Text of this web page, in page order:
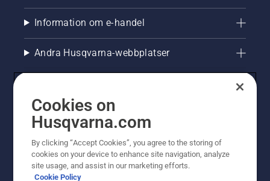
Information om e-handel
Andra Husqvarna-webbplatser
Cookies on
Husqvarna.com
By clicking “Accept Cookies”, you agree to the storing of
cookies on your device to enhance site navigation, analyze
site usage, and assist in our marketing efforts.
Cookie Policy